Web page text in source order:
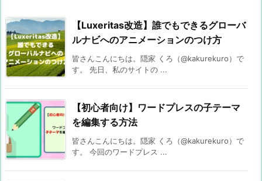
【Luxeritas改造】誰でもできるグローバ
ルナビへのアニメーションのつけ方
皆さんこんにちは。隠家 くろ（@kakurekuro）で
す。 先日、私のサイトの ...
【初心者向け】ワードプレスの子テーマ
を編集する方法
皆さんこんにちは。隠家 くろ（@kakurekuro）で
す。 今回のワードプレス ...